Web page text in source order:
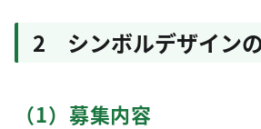
2 シンボルデザイン
（1）募集内容